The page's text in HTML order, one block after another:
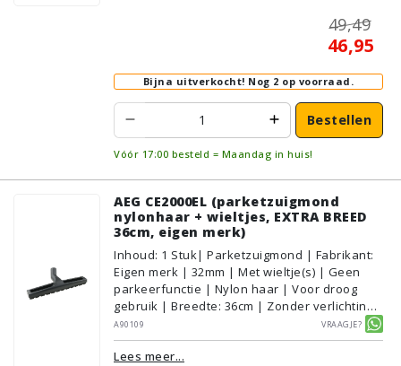
49,49
46,95
Bijna uitverkocht! Nog 2 op voorraad.
Bestellen
Vóór 17:00 besteld = Maandag in huis!
AEG CE2000EL (parketzuigmond
nylonhaar + wieltjes, EXTRA BREED
36cm, eigen merk)
Inhoud: 1 Stuk| Parketzuigmond | Fabrikant:
Eigen merk | 32mm | Met wieltje(s) | Geen
parkeerfunctie | Nylon haar | Voor droog
gebruik | Breedte: 36cm | Zonder verlichting |
Zonder kliksysteem | Zwart | Alternatief |
Geschikt voor vloertype: Plavuizen/Tegels,
Parket/Laminaat, PVC/Vinyl
A90109 Vraagje?
Lees meer...